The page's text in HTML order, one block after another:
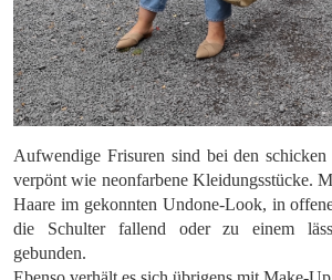
Aufwendige Frisuren sind bei den schicken
verpönt wie neonfarbene Kleidungsstücke.
Haare im gekonnten Undone-Look, in
die Schulter fallend oder zu einem
gebunden.